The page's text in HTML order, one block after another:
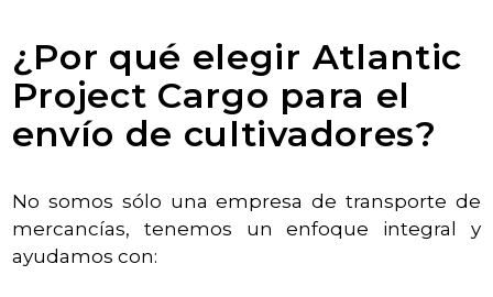
¿Por qué elegir Atlantic
Project Cargo para el
envío de cultivadores?
No somos sólo una empresa de transporte de
mercancías, tenemos un enfoque integral y
ayudamos con: